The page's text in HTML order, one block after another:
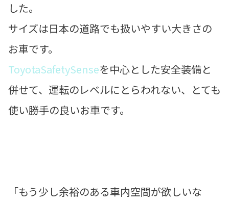
した。
サイズは日本の道路でも扱いやすい大きさの
お車です。
ToyotaSafetySenseを中心とした安全装備と
併せて、運転のレベルにとらわれない、とても
使い勝手の良いお車です。
「もう少し余裕のある車内空間が欲しいな